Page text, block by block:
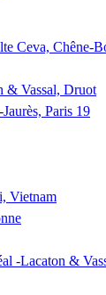
Ceva, Chêne-
& Vassal, Druot
Paris 19
Vietnam
-Lacaton &